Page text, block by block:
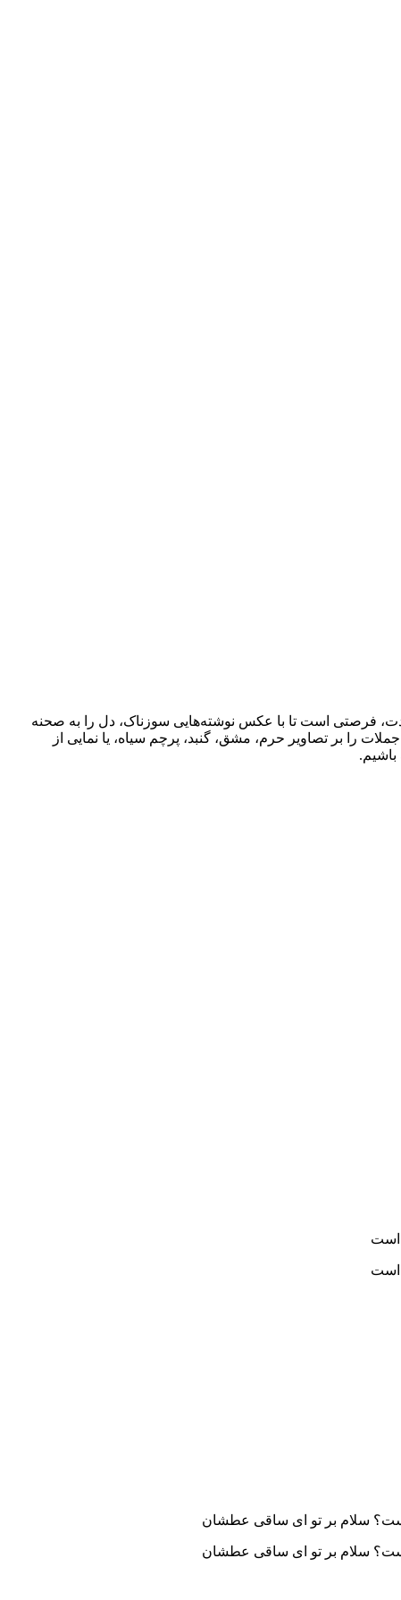
فرصتی است تا با عکس نوشته‌هایی سوزناک، دل را به صحنه
را بر تصاویر حرم، مشق، گنبد، پرچم سیاه، یا نمایی از
است
است
سلام بر تو ای ساقی عطشان
سلام بر تو ای ساقی عطشان